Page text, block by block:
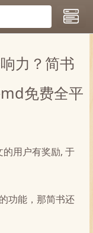
力？简书
免费全平
用户有奖励, 于
功能，那简书还